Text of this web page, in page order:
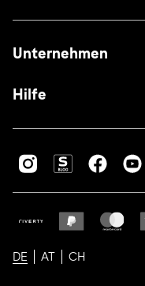
Unternehmen
Hilfe
DE AT CH